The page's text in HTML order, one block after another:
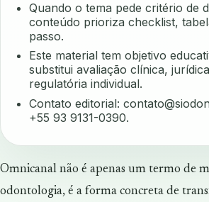
Quando o tema pede critério de
conteúdo prioriza checklist,
passo.
Este material tem objetivo
substitui avaliação clínica,
regulatória individual.
Contato editorial:
+55 93 9131-0390.
Omnicanal não é apenas um termo de
odontologia, é a forma concreta de